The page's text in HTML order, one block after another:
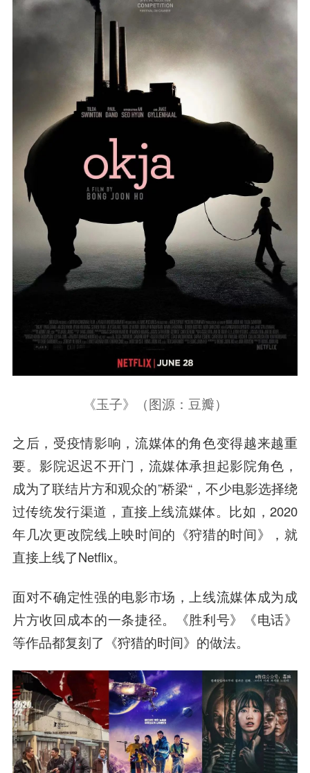
《玉子》（图源：豆瓣）
之后，受疫情影响，流媒体的角色变得越来越重
要。影院迟迟不开门，流媒体承担起影院角色，
成为了联结片方和观众的”桥梁“，不少电影选择绕
过传统发行渠道，直接上线流媒体。比如，2020
年几次更改院线上映时间的《狩猎的时间》，就
直接上线了Netflix。
面对不确定性强的电影市场，上线流媒体成为成
片方收回成本的一条捷径。《胜利号》《电话》
等作品都复刻了《狩猎的时间》的做法。